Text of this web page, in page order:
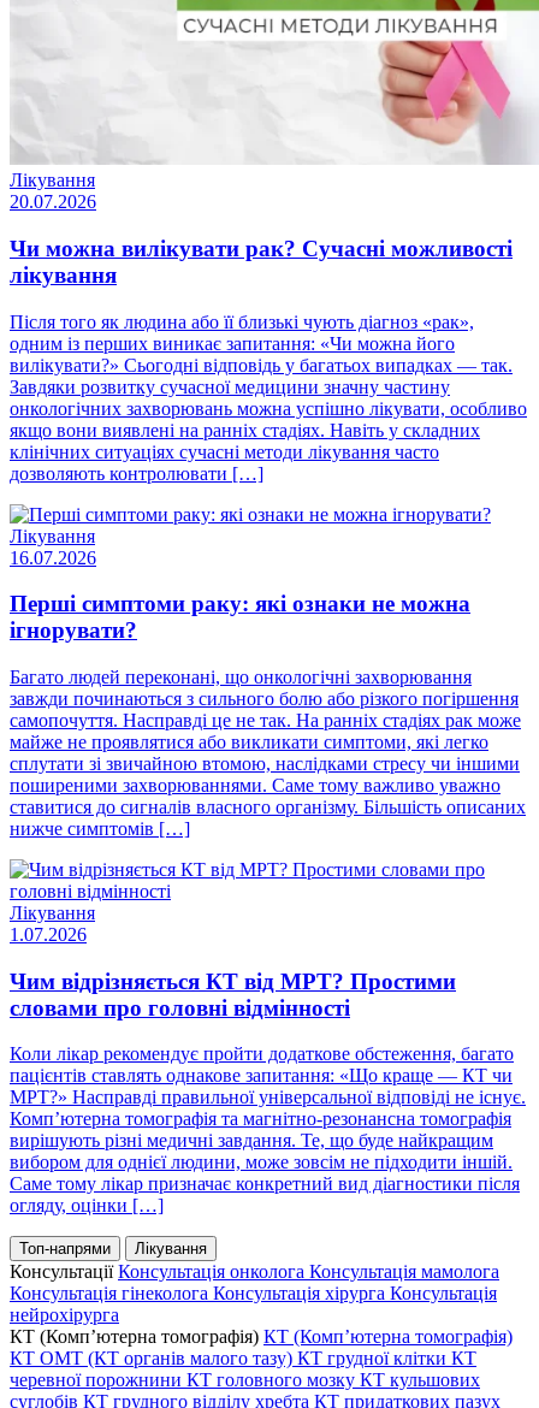
Лікування
20.07.2026
Чи можна вилікувати рак? Сучасні можливості
лікування
Після того як людина або її близькі чують діагноз «рак»,
одним із перших виникає запитання: «Чи можна його
вилікувати?» Сьогодні відповідь у багатьох випадках — так.
Завдяки розвитку сучасної медицини значну частину
онкологічних захворювань можна успішно лікувати, особливо
якщо вони виявлені на ранніх стадіях. Навіть у складних
клінічних ситуаціях сучасні методи лікування часто
дозволяють контролювати […]
Лікування
16.07.2026
Перші симптоми раку: які ознаки не можна
ігнорувати?
Багато людей переконані, що онкологічні захворювання
завжди починаються з сильного болю або різкого погіршення
самопочуття. Насправді це не так. На ранніх стадіях рак може
майже не проявлятися або викликати симптоми, які легко
сплутати зі звичайною втомою, наслідками стресу чи іншими
поширеними захворюваннями. Саме тому важливо уважно
ставитися до сигналів власного організму. Більшість описаних
нижче симптомів […]
Лікування
1.07.2026
Чим відрізняється КТ від МРТ? Простими
словами про головні відмінності
Коли лікар рекомендує пройти додаткове обстеження, багато
пацієнтів ставлять однакове запитання: «Що краще — КТ чи
МРТ?» Насправді правильної універсальної відповіді не існує.
Комп’ютерна томографія та магнітно-резонансна томографія
вирішують різні медичні завдання. Те, що буде найкращим
вибором для однієї людини, може зовсім не підходити іншій.
Саме тому лікар призначає конкретний вид діагностики після
огляду, оцінки […]
Топ-напрями Лікування
КонсультаціїКонсультація онколога Консультація мамолога
Консультація гінеколога Консультація хірурга Консультація
нейрохірурга
КТ (Комп’ютерна томографія) КТ (Комп’ютерна томографія)
КТ ОМТ (КТ органів малого тазу) КТ грудної клітки КТ
черевної порожнини КТ головного мозку КТ кульшових
суглобів КТ грудного відділу хребта КТ придаткових пазух